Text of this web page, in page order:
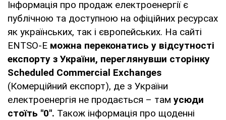
Інформація про продаж електроенергії є
публічною та доступною на офіційних ресурсах
як українських, так і європейських. На сайті
ENTSO-E можна переконатись у відсутності
експорту з України, переглянувши сторінку
Scheduled Commercial Exchanges
(Комерційний експорт), де з України
електроенергія не продається – там усюди
стоїть "0". Також інформація про щоденні